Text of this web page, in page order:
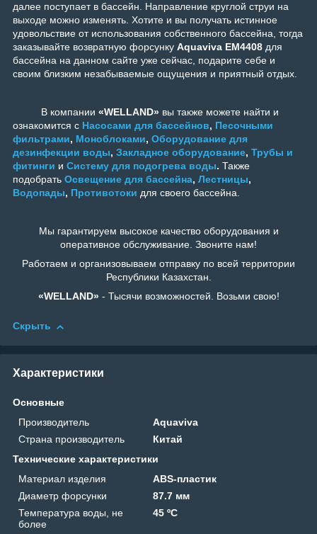
далее поступает в бассейн. Направление круглой струи на
выходе можно изменять. Хотите и вы получать истинное
удовольствие от использования собственного бассейна, тогда
заказывайте возвратную форсунку Aquaviva EM4408 для
бассейна на данном сайте уже сейчас, подарите себе и
своим близким незабываемые ощущения и приятный отдых.
В компании «WELLAND» вы также можете найти и
ознакомится с Насосами для бассейнов, Песочными
фильтрами, Моноблоками, Оборудование для
дезинфекции воды, Закладное оборудование, Трубы и
фитинги и Систему для подогрева воды. Также
подобрать Освещение для бассейна, Лестницы,
Водопады, Противотоки для своего бассейна.
Мы гарантируем высокое качество оборудования и
оперативное обслуживание. Звоните нам!
Работаем и организовываем отправку по всей территории
Республики Казахстан.
«WELLAND»- Тысячи возможностей. Возьми свою!
Скрыть
Характеристики
Основные
Производитель
Aquaviva
Страна производитель
Китай
Технические характеристики
Материал изделия
ABS-пластик
Диаметр форсунки
87.7 мм
Температура воды, не
более
45 ºC